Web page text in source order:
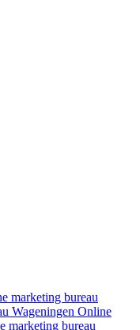
marketing bureau
Wageningen Online
marketing bureau